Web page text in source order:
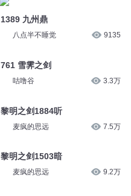
1389 九州鼎
八点半不睡觉 9135
761 雪霁之剑
咕噜谷 3.3万
黎明之剑1884听
麦疯的思远 7.5万
黎明之剑1503暗
麦疯的思远 9.2万